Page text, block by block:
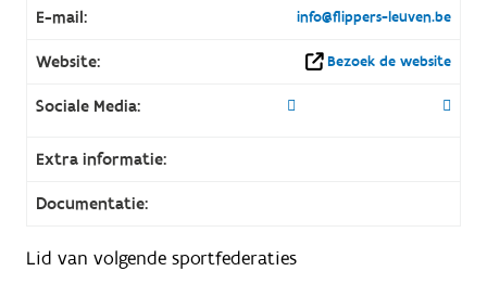
E-mail: info@flippers-leuven.be
Website: Bezoek de website
Sociale Media:
Extra informatie:
Documentatie:
Lid van volgende sportfederaties